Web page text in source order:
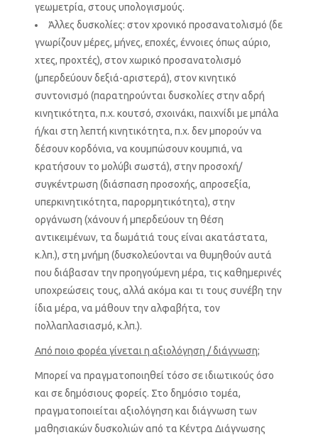
γεωμετρία, στους υπολογισμούς.
Άλλες δυσκολίες: στον χρονικό προσανατολισμό (δε
γνωρίζουν μέρες, μήνες, εποχές, έννοιες όπως αύριο,
χτες, προχτές), στον χωρικό προσανατολισμό
(μπερδεύουν δεξιά-αριστερά), στον κινητικό
συντονισμό (παρατηρούνται δυσκολίες στην αδρή
κινητικότητα, π.χ. κουτσό, σχοινάκι, παιχνίδι με μπάλα
ή/και στη λεπτή κινητικότητα, π.χ. δεν μπορούν να
δέσουν κορδόνια, να κουμπώσουν κουμπιά, να
κρατήσουν το μολύβι σωστά), στην προσοχή/
συγκέντρωση (διάσπαση προσοχής, απροσεξία,
υπερκινητικότητα, παρορμητικότητα), στην
οργάνωση (χάνουν ή μπερδεύουν τη θέση
αντικειμένων, τα δωμάτιά τους είναι ακατάστατα,
κ.λπ.), στη μνήμη (δυσκολεύονται να θυμηθούν αυτά
που διάβασαν την προηγούμενη μέρα, τις καθημερινές
υποχρεώσεις τους, αλλά ακόμα και τι τους συνέβη την
ίδια μέρα, να μάθουν την αλφαβήτα, τον
πολλαπλασιασμό, κ.λπ.).
Από ποιο φορέα γίνεται η αξιολόγηση / διάγνωση;
Μπορεί να πραγματοποιηθεί τόσο σε ιδιωτικούς όσο
και σε δημόσιους φορείς. Στο δημόσιο τομέα,
πραγματοποιείται αξιολόγηση και διάγνωση των
μαθησιακών δυσκολιών από τα Κέντρα Διάγνωσης